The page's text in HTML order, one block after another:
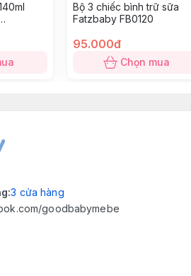
Bộ 3 chiếc bình trữ sữa
Fatzbaby FB0120
95.000đ
Chọn mua
:3 cửa hàng
goodbabymebe